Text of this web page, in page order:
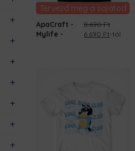
Tervezd meg a sajátod
ApaCraft -
Mylife
8.690Ft
Original
6.690 FtCurrent
-tól